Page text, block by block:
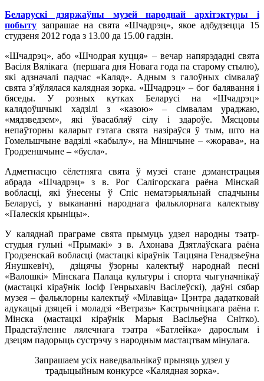
Беларускі дзяржаўны музей народнай архітэктуры і
побыту запрашае на свята «Шчадрэц», якое адбудзецца 15
студзеня 2012 года з 13.00 да 15.00 гадзін.
«Шчадрэц», або «Шчодрая куцця» – вечар напярэдадні свята
Васіля Вялікага (першага дня Новага года па старому стылю),
які адзначалі падчас «Каляд». Адным з галоўных сімвалаў
свята з’яўлялася калядная зорка. «Шчадрэц» – бог балявання і
бяседы. У розных кутках Беларусі на «Шчадрэц»
калядоўшчыкі хадзілі з «казою» – сімвалам ураджаю,
«мядзведзем», які ўвасабляў сілу і здароўе. Мясцовы
непаўторны каларыт гэтага свята назіраўся ў тым, што на
Гомельшчыне вадзілі «кабылу», на Міншчыне – «жорава», на
Гродзеншчыне – «бусла».
Адметнасцю сёлетняга свята ў музеі стане дэманстрацыя
абрада «Шчадрэц» з в. Рог Салігорскага раёна Мінскай
вобласці, які ўнесены ў Спіс нематэрыяльнай спадчыны
Беларусі, у выкананні народнага фальклорнага калектыву
«Палескія крыніцы».
У каляднай праграме свята прымуць удзел народны тэатр-
студыя гульні «Прымакі» з в. Ахонава Дзятлаўскага раёна
Гродзенскай вобласці (мастацкі кіраўнік Таццяна Генадзьеўна
Янушкевіч), дзіцячы ўзорны калектыў народнай песні
«Валошкі» Мінскага Палаца культуры і спорта чыгуначнікаў
(мастацкі кіраўнік Іосіф Генрыхавіч Васілеўскі), даўні сябар
музея – фальклорны калектыў «Мілавіца» Цэнтра дадатковай
адукацыі дзяцей і моладзі «Ветразь» Кастрычніцкага раёна г.
Мінска (мастацкі кіраўнік Марыя Васільеўна Снітко).
Прадстаўленне лялечнага тэатра «Батлейка» дарослым і
дзецям падорыць сустрэчу з народным мастацтвам мінулага.
Запрашаем усіх наведвальнікаў прыняць удзел у
традыцыйным конкурсе «Калядная зорка».